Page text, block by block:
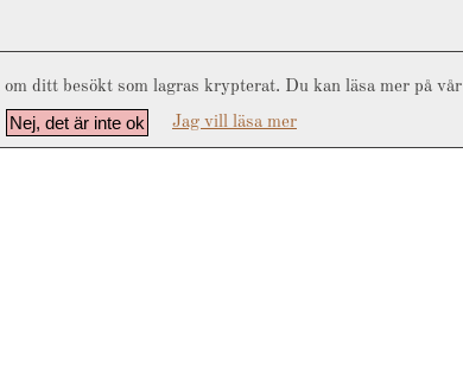
ditt besökt som lagras krypterat. Du kan läsa mer på vår
Nej, det är inte ok Jag vill läsa mer